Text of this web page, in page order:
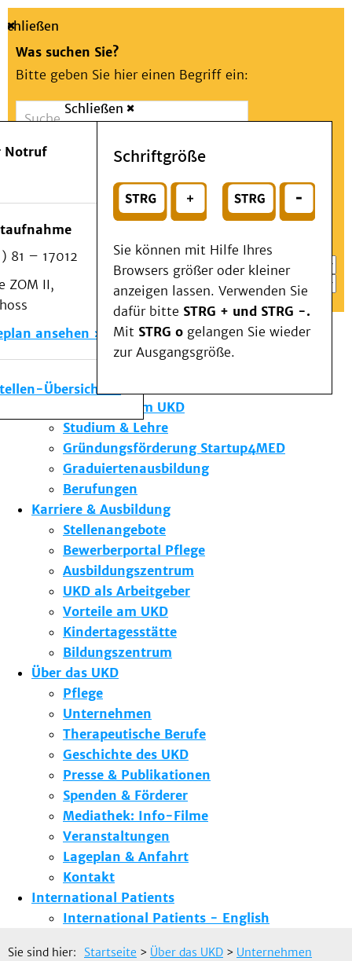
Suche
Schließen
Was suchen Sie?
Bitte geben Sie hier einen Begriff ein:
Suchen
oder
Wählen Sie ein Thema für Ihren Schnelleinstieg
Notfall
Schließen
Notruf
81 – 17012
ZOM II,
ansehen
Übersicht
Schriftgröße
Sie können mit Hilfe Ihres
Browsers größer oder kleiner
anzeigen lassen. Verwenden Sie
dafür bitte STRG + und STRG -.
Mit STRG o gelangen Sie wieder
zur Ausgangsgröße.
Menü
Patienten & Besucher
Kliniken/Institute/Zentren
Als Patient am UKD
Beratung und Unterstützung
Veranstaltungen
Kommunikation im Medizinwesen (KIM)
Notfall
Forschung & Lehre
Die Institute des UKD
Forschung am UKD
Studium & Lehre
Gründungsförderung Startup4MED
Graduiertenausbildung
Berufungen
Karriere & Ausbildung
Stellenangebote
Bewerberportal Pflege
Ausbildungszentrum
UKD als Arbeitgeber
Vorteile am UKD
Kindertagesstätte
Bildungszentrum
Über das UKD
Pflege
Unternehmen
Therapeutische Berufe
Geschichte des UKD
Presse & Publikationen
Spenden & Förderer
Mediathek: Info-Filme
Veranstaltungen
Lageplan & Anfahrt
Kontakt
International Patients
International Patients - English
Sie sind hier: Startseite > Über das UKD > Unternehmen